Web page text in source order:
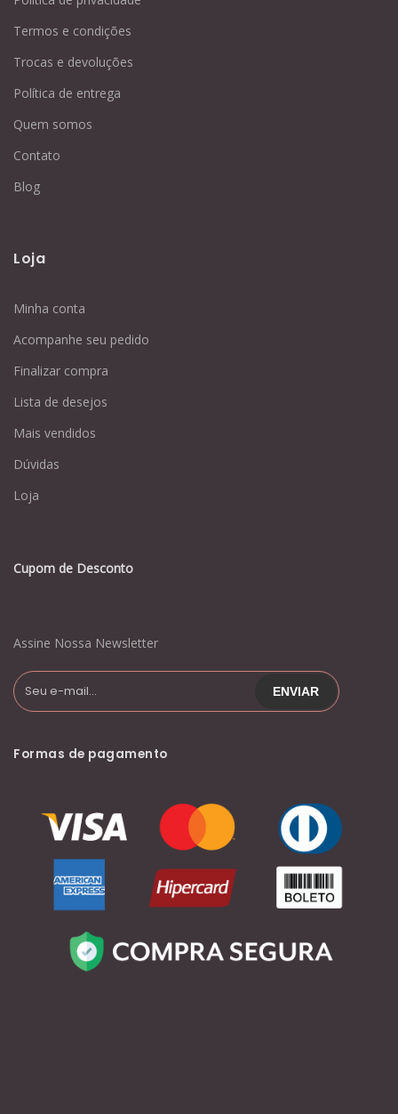
Termos e condições
Trocas e devoluções
Política de entrega
Quem somos
Contato
Blog
Loja
Minha conta
Acompanhe seu pedido
Finalizar compra
Lista de desejos
Mais vendidos
Dúvidas
Loja
Cupom de Desconto
Assine Nossa Newsletter
Formas de pagamento